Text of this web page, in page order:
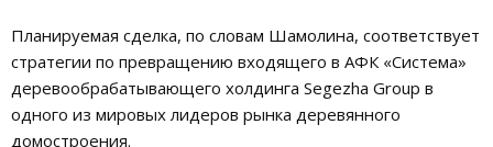
Планируемая сделка, по словам Шамолина, соответствует
стратегии по превращению входящего в АФК «Система»
деревообрабатывающего холдинга Segezha Group в
одного из мировых лидеров рынка деревянного
домостроения.